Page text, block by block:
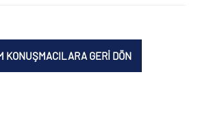
KONUŞMACILARA GERİ DÖN